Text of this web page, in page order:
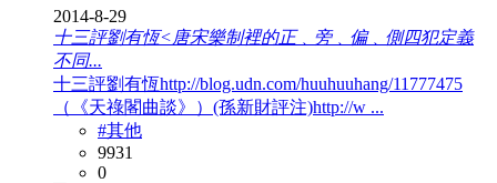
2014-8-29
十三評劉有恆<唐宋樂制裡的正﹑旁﹑偏﹑側四犯定義
不同...
十三評劉有恆http://blog.udn.com/huuhuuhang/11777475
（《天祿閣曲談》）(孫新財評注)http://w ...
#其他
9931
0